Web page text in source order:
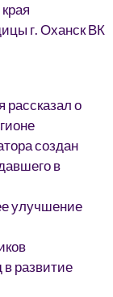
г. Оханск ВК
рассказал о
создан
в
улучшение
развитие